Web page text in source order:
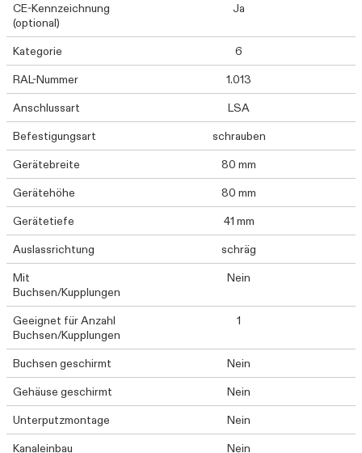
CE-Kennzeichnung
(optional)
Ja
Kategorie
6
RAL-Nummer
1.013
Anschlussart
LSA
Befestigungsart
schrauben
Gerätebreite
80 mm
Gerätehöhe
80 mm
Gerätetiefe
41 mm
Auslassrichtung
schräg
Mit
Buchsen/Kupplungen
Nein
Geeignet für Anzahl
Buchsen/Kupplungen
1
Buchsen geschirmt
Nein
Gehäuse geschirmt
Nein
Unterputzmontage
Nein
Kanaleinbau
Nein